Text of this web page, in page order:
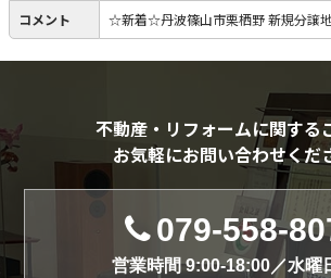
コメント ☆新着☆丹波篠山市栗栖野 新規分譲地
不動産・リフォームに関する
お気軽にお問い合わせくだ
079-558-
営業時間 9:00-18:00／水曜